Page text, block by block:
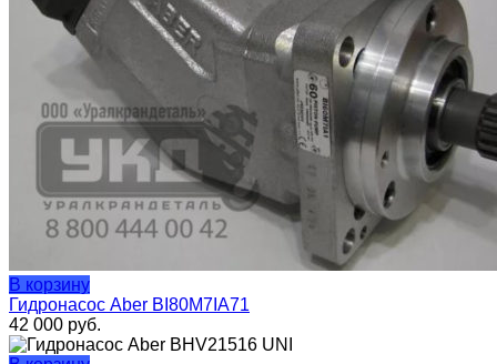
В корзину
Гидронасос Aber BI80M7IA71
42 000 руб.